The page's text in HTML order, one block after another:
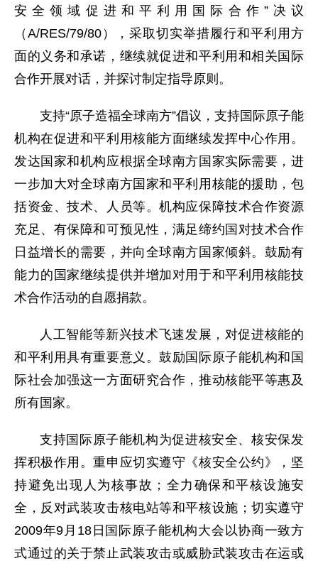
安全领域促进和平利用国际合作”决议
（A/RES/79/80），采取切实举措履行和平利用方
面的义务和承诺，继续就促进和平利用和相关国际
合作开展对话，并探讨制定指导原则。
支持“原子造福全球南方”倡议，支持国际原子能
机构在促进和平利用核能方面继续发挥中心作用。
发达国家和机构应根据全球南方国家实际需要，进
一步加大对全球南方国家和平利用核能的援助，包
括资金、技术、人员等。机构应保障技术合作资源
充足、有保障和可预见性，满足缔约国对技术合作
日益增长的需要，并向全球南方国家倾斜。鼓励有
能力的国家继续提供并增加对用于和平利用核能技
术合作活动的自愿捐款。
人工智能等新兴技术飞速发展，对促进核能的
和平利用具有重要意义。鼓励国际原子能机构和国
际社会加强这一方面研究合作，推动核能平等惠及
所有国家。
支持国际原子能机构为促进核安全、核安保发
挥积极作用。重申应切实遵守《核安全公约》，坚
持避免出现人为核事故；全力确保和平核设施安
全，反对武装攻击核电站等和平核设施；切实遵守
2009年9月18日国际原子能机构大会以协商一致方
式通过的关于禁止武装攻击或威胁武装攻击在运或